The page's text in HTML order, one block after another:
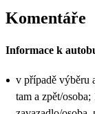
Komentáře
Informace k
v případě výběru
tam a zpět/